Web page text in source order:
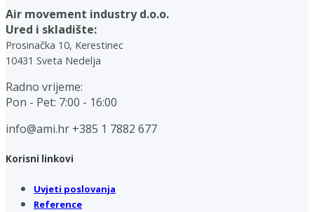
Air movement industry d.o.o.
Ured i skladište:
Prosinačka 10, Kerestinec
10431 Sveta Nedelja
Radno vrijeme:
Pon - Pet: 7:00 - 16:00
info@ami.hr +385 1 7882 677
Korisni linkovi
Uvjeti poslovanja
Reference